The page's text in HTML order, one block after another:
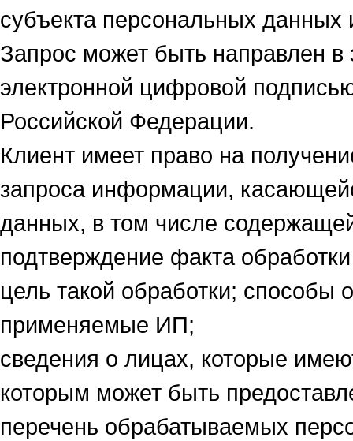
субъекта персональных данных
Запрос может быть направлен
электронной цифровой
Российской Федерации.
Клиент имеет право на
запроса информации,
данных, в том числе
подтверждение факта
цель такой обработки; способы
применяемые ИП;
сведения о лицах, которые
которым может быть
перечень обрабатываемых